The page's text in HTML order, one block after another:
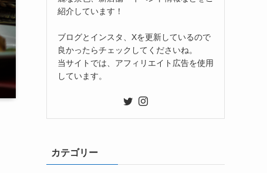
紹介しています！
ブログとインスタ、Xを更新しているので
良かったらチェックしてくださいね。
当サイトでは、アフィリエイト広告を使用
しています。
カテゴリー